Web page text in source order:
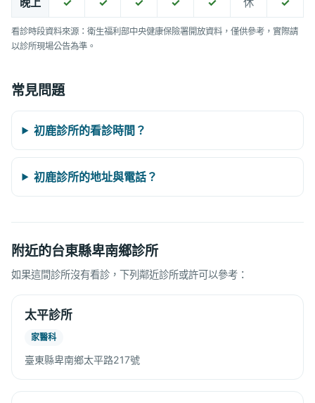
看診時段資料來源：衛生福利部中央健康保險署開放資料，僅供參考，實際請
以診所現場公告為準。
常見問題
初鹿診所的看診時間？
初鹿診所的地址與電話？
附近的台東縣卑南鄉診所
如果這間診所沒有看診，下列鄰近診所或許可以參考：
太平診所
家醫科
臺東縣卑南鄉太平路217號